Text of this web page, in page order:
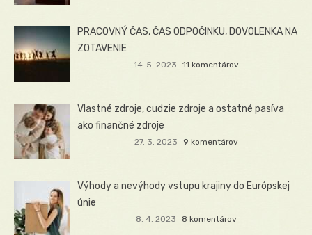
PRACOVNÝ ČAS, ČAS ODPOČINKU, DOVOLENKA NA
ZOTAVENIE
14. 5. 2023 11 komentárov
Vlastné zdroje, cudzie zdroje a ostatné pasíva
ako finančné zdroje
27. 3. 2023 9 komentárov
Výhody a nevýhody vstupu krajiny do Európskej
únie
8. 4. 2023 8 komentárov